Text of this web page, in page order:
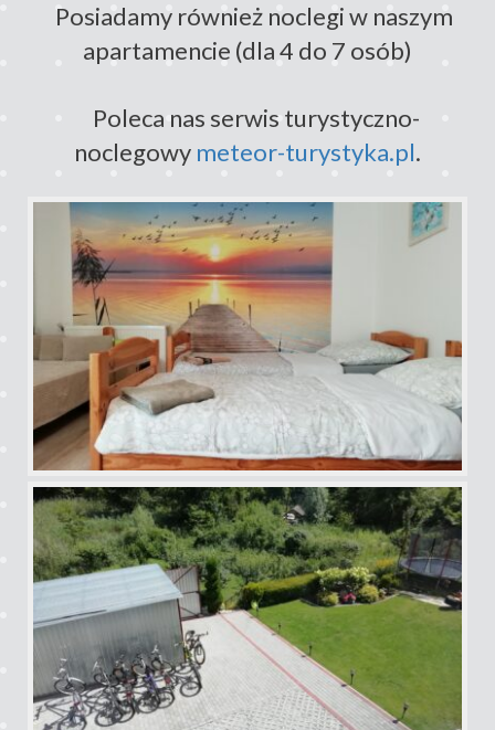
Posiadamy również noclegi w naszym
apartamencie (dla 4 do 7 osób)
Poleca nas serwis turystyczno-
noclegowy meteor-turystyka.pl.